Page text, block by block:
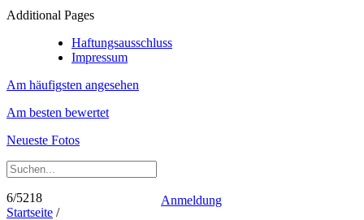
Additional Pages
Haftungsausschluss
Impressum
Am häufigsten angesehen
Am besten bewertet
Neueste Fotos
Anmeldung
6/5218
Startseite /